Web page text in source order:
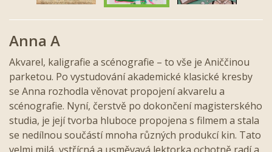
Anna A
Akvarel, kaligrafie a scénografie – to vše je Aniččinou
parketou. Po vystudování akademické klasické kresby
se Anna rozhodla věnovat propojení akvarelu a
scénografie. Nyní, čerstvě po dokončení magisterského
studia, je její tvorba hluboce propojena s filmem a stala
se nedílnou součástí mnoha různých produkcí kin. Tato